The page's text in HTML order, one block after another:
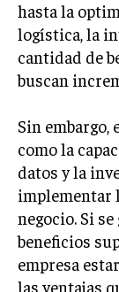
hasta la
logística, la
cantidad de
buscan
Sin
como la
datos y la
implementar
negocio. Si
beneficios
empresa
las ventajas